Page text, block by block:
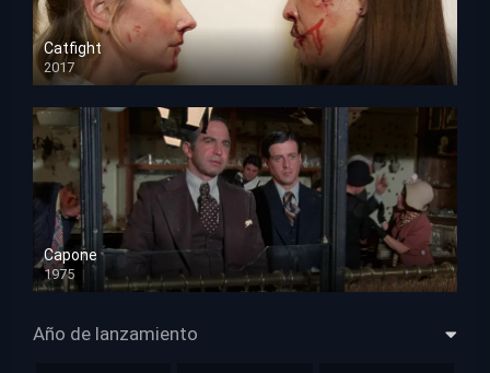
Catfight
2017
HD 720p
Capone
1975
HD 1080p
Año de lanzamiento